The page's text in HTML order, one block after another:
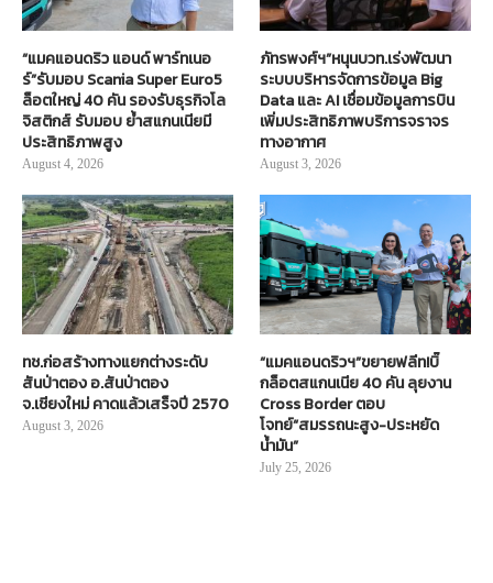
“แมคแอนดริว แอนด์ พาร์ทเนอ
ร์”รับมอบ Scania Super Euro5
ล็อตใหญ่ 40 คัน รองรับธุรกิจโล
จิสติกส์ รับมอบ ย้ำสแกนเนียมี
ประสิทธิภาพสูง
August 4, 2026
ภัทรพงศ์ฯ”หนุนบวท.เร่งพัฒนา
ระบบบริหารจัดการข้อมูล Big
Data และ AI เชื่อมข้อมูลการบิน
เพิ่มประสิทธิภาพบริการจราจร
ทางอากาศ
August 3, 2026
ทช.ก่อสร้างทางแยกต่างระดับ
สันป่าตอง อ.สันป่าตอง
จ.เชียงใหม่ คาดแล้วเสร็จปี 2570
August 3, 2026
“แมคแอนดริวฯ”ขยายฟลีท!บิ๊
กล็อตสแกนเนีย 40 คัน ลุยงาน
Cross Border ตอบ
โจทย์“สมรรถนะสูง-ประหยัด
น้ำมัน”
July 25, 2026